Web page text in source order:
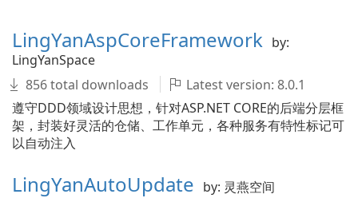
LingYanAspCoreFramework by:
LingYanSpace
856 total downloads
Latest version: 8.0.1
遵守DDD领域设计思想，针对ASP.NET CORE的后端分层框
架，封装好灵活的仓储、工作单元，各种服务有特性标记可
以自动注入
LingYanAutoUpdate by: 灵燕空间